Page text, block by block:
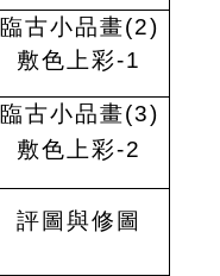
臨古小品畫(2)
敷色上彩-1
臨古小品畫(3)
敷色上彩-2
評圖與修圖